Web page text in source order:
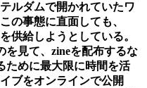
ルダムで開かれていたワ
の事態に直面しても、
供給しようとしている。
を見て、zineを配布するな
ために最大限に時間を活
ブをオンラインで公開